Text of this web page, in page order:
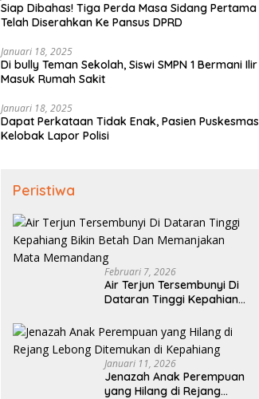
Siap Dibahas! Tiga Perda Masa Sidang Pertama
Telah Diserahkan Ke Pansus DPRD
Januari 18, 2025
Di bully Teman Sekolah, Siswi SMPN 1 Bermani Ilir
Masuk Rumah Sakit
Januari 18, 2025
Dapat Perkataan Tidak Enak, Pasien Puskesmas
Kelobak Lapor Polisi
Peristiwa
Februari 7, 2026
Air Terjun Tersembunyi Di
Dataran Tinggi Kepahiang
Memanjakan Mata
Memandang
Januari 11, 2026
Jenazah Anak Perempuan
yang Hilang di Rejang